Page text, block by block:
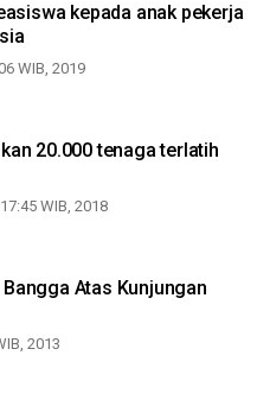
kepada anak pekerja
WIB, 2019
20.000 tenaga terlatih
WIB, 2018
Atas Kunjungan
2013